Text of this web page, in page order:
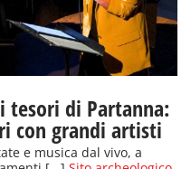
tesori di Partanna:
con grandi artisti
e musica dal vivo, a